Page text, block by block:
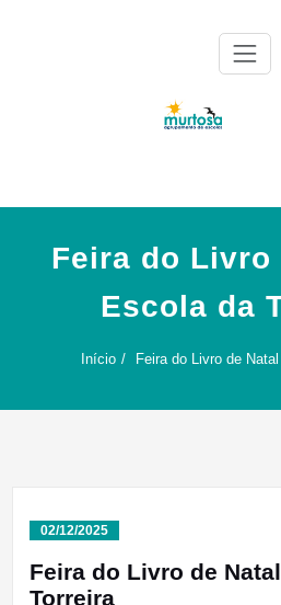
Feira do Livro
Escola da
Início Feira do Livro de
02/12/2025
Feira do Livro de
Torreira